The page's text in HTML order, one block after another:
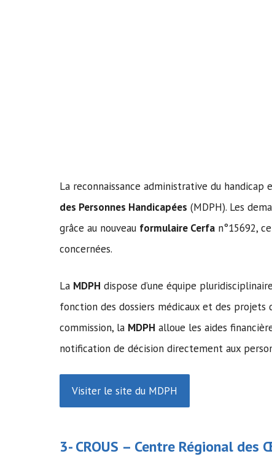
La reconnaissance administrative du handicap
des Personnes Handicapées (MDPH). Les
grâce au nouveau formulaire Cerfa n°15692,
concernées.
La MDPH dispose d’une équipe
fonction des dossiers médicaux et des projets
commission, la MDPH alloue les aides
notification de décision directement aux
Visiter le site du MDPH
3-CROUS – Centre Régional des